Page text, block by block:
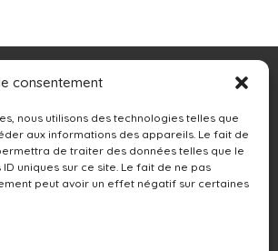
consentement
nous utilisons des technologies telles que
aux informations des appareils. Le fait de
de traiter des données telles que le
uniques sur ce site. Le fait de ne pas
peut avoir un effet négatif sur certaines
13250 rue Sherbrooke Est,
Montréal, QC H1A 4X9
514-642-0111